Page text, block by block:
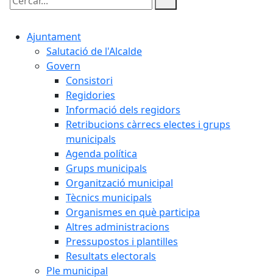
Cercar:
Ajuntament
Salutació de l'Alcalde
Govern
Consistori
Regidories
Informació dels regidors
Retribucions càrrecs electes i grups
municipals
Agenda política
Grups municipals
Organització municipal
Tècnics municipals
Organismes en què participa
Altres administracions
Pressupostos i plantilles
Resultats electorals
Ple municipal